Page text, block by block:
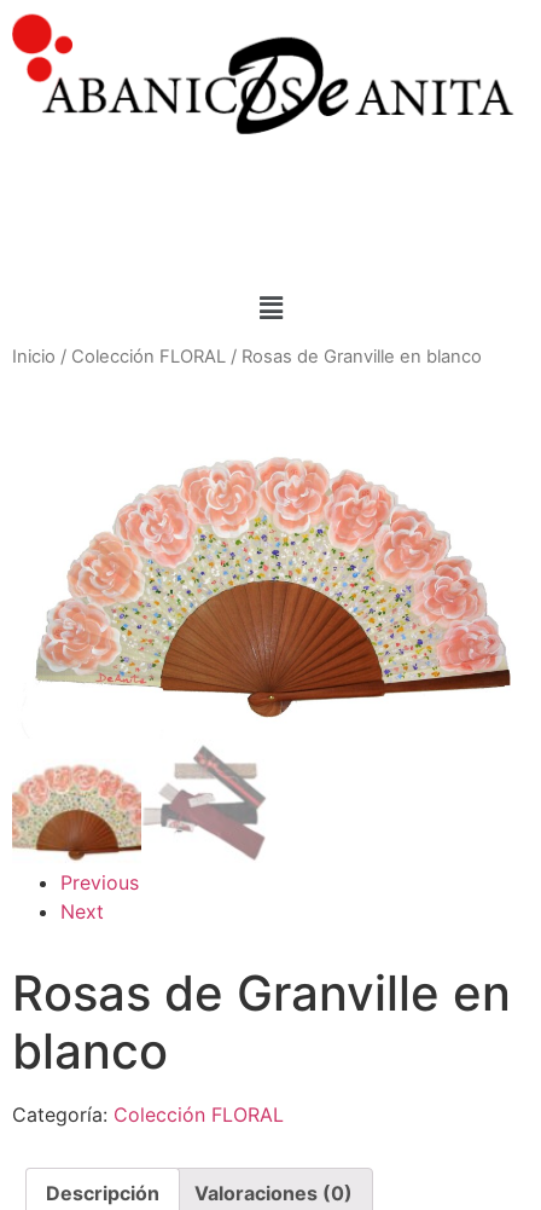
Inicio / Colección FLORAL / Rosas de Granville en blanco
Previous
Next
Rosas de Granville en
blanco
Categoría: Colección FLORAL
Descripción Valoraciones (0)